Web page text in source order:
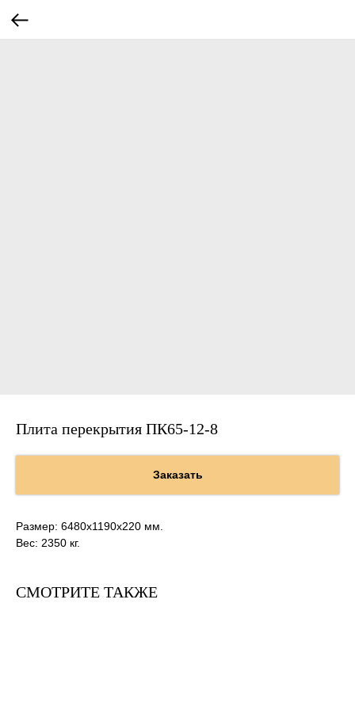
Плита перекрытия ПК65-12-8
Заказать
Размер: 6480х1190х220 мм.
Вес: 2350 кг.
СМОТРИТЕ ТАКЖЕ